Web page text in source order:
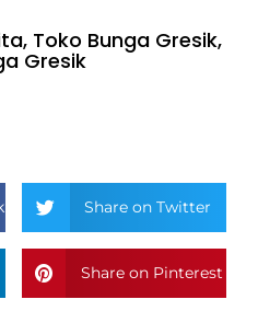
, Toko Bunga Gresik,
Gresik
Share on Twitter
Share on Pinterest